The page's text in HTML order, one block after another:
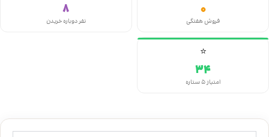
0
فروش هفتگی
8
نفر دوباره خریدن
⭐
34
امتیاز ۵ ستاره